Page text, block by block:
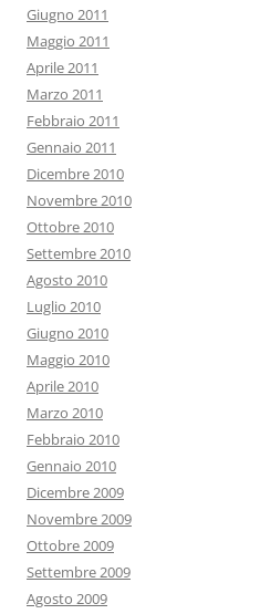
Giugno 2011
Maggio 2011
Aprile 2011
Marzo 2011
Febbraio 2011
Gennaio 2011
Dicembre 2010
Novembre 2010
Ottobre 2010
Settembre 2010
Agosto 2010
Luglio 2010
Giugno 2010
Maggio 2010
Aprile 2010
Marzo 2010
Febbraio 2010
Gennaio 2010
Dicembre 2009
Novembre 2009
Ottobre 2009
Settembre 2009
Agosto 2009